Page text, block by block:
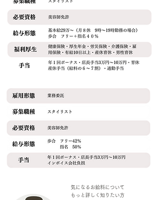
気になるお給料について
もっと詳しく知りたい方